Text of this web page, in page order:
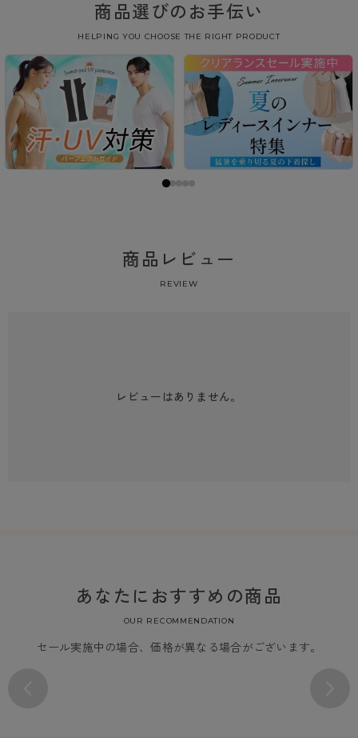
商品選びのお手伝い
HELPING YOU CHOOSE THE RIGHT PRODUCT
商品レビュー
REVIEW
レビューはありません。
あなたにおすすめの商品
OUR RECOMMENDATION
セール実施中の場合、価格が異なる場合がございます。